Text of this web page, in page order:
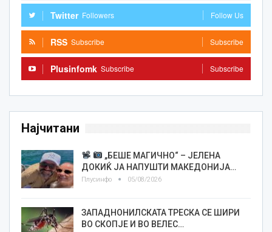
Twitter Followers Follow Us
RSS Subscribe Subscribe
Plusinfomk Subscribe Subscribe
Најчитани
„БЕШЕ МАГИЧНО“ – ЈЕЛЕНА
ДОКИЌ ЈА НАПУШТИ МАКЕДОНИЈА…
Плусинфо 05/08/2026
ЗАПАДНОНИЛСКАТА ТРЕСКА СЕ ШИРИ
ВО СКОПЈЕ И ВО ВЕЛЕС…